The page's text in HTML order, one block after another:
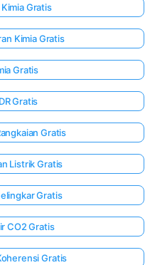
Gratis
Kimia Gratis
Gratis
Gratis
Gratis
Listrik Gratis
Gratis
CO2 Gratis
Gratis